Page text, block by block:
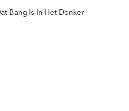
Bang Is In Het Donker